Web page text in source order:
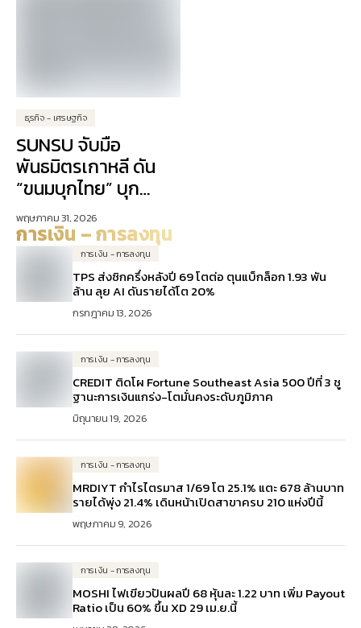
ธุรกิจ - เศรษฐกิจ
SUNSU จับมือ
พันธมิตรเกาหลี ดัน
“ขนมบุกไทย” บุก
ตลาดเอเชีย
พฤษภาคม 31, 2026
การเงิน – การลงทุน
การเงิน - การลงทุน
TPS ส่งซิกครึ่งหลังปี 69 โตต่อ ตุนแบ็กล็อก 1.93 พัน
ล้าน ลุย AI ดันรายได้โต 20%
กรกฎาคม 13, 2026
การเงิน - การลงทุน
CREDIT ติดโผ Fortune Southeast Asia 500 ปีที่ 3 ชู
ฐานะการเงินแกร่ง-โตมั่นคงระดับภูมิภาค
มิถุนายน 19, 2026
การเงิน - การลงทุน
MRDIYT กำไรไตรมาส 1/69 โต 25.1% แตะ 678 ล้านบาท
รายได้พุ่ง 21.4% เดินหน้าเปิดสาขาครบ 210 แห่งปีนี้
พฤษภาคม 9, 2026
การเงิน - การลงทุน
MOSHI ไฟเขียวปันผลปี 68 หุ้นละ 1.22 บาท เพิ่ม Payout
Ratio เป็น 60% ขึ้น XD 29 เม.ย.นี้